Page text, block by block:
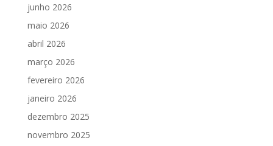
junho 2026
maio 2026
abril 2026
março 2026
fevereiro 2026
janeiro 2026
dezembro 2025
novembro 2025